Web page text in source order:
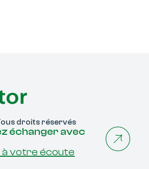
droits réservés
échanger avec
à votre écoute